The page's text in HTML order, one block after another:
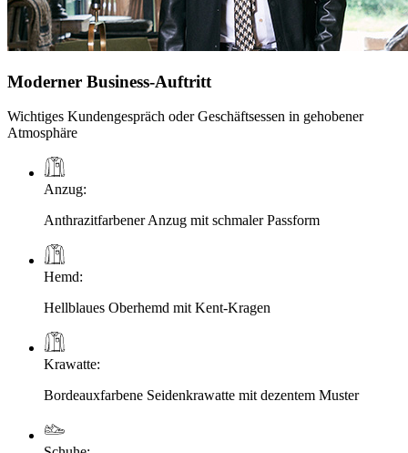
Moderner Business-Auftritt
Wichtiges Kundengespräch oder Geschäftsessen in gehobener
Atmosphäre
Anzug:
Anthrazitfarbener Anzug mit schmaler Passform
Hemd:
Hellblaues Oberhemd mit Kent-Kragen
Krawatte:
Bordeauxfarbene Seidenkrawatte mit dezentem Muster